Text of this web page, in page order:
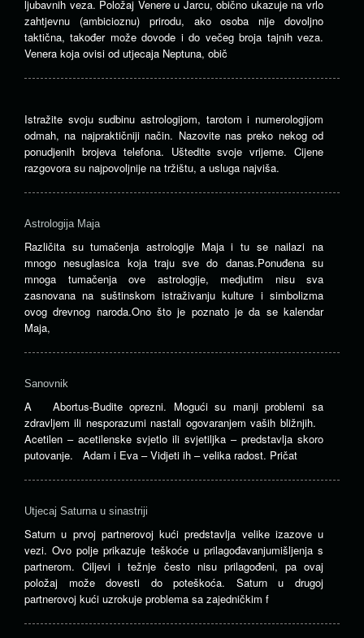
ljubavnih veza. Položaj Venere u Jarcu, obično ukazuje na vrlo
zahtjevnu (ambicioznu) prirodu, ako osoba nije dovoljno
taktična, također može dovode i do večeg broja tajnih veza.
Venera koja ovisi od utjecaja Neptuna, obič
Istražite svoju sudbinu astrologijom, tarotom i numerologijom
odmah, na najpraktičniji način. Nazovite nas preko nekog od
ponudjenih brojeva telefona. Uštedite svoje vrijeme. Cijene
razgovora su najpovoljnije na tržištu, a usluga najviša.
Astrologija Maja
Različita su tumačenja astrologije Maja i tu se nailazi na
mnogo nesuglasica koja traju sve do danas.Ponuđena su
mnoga tumačenja ove astrologije, medjutim nisu sva
zasnovana na suštinskom istraživanju kulture i simbolizma
ovog drevnog naroda.Ono što je poznato je da se kalendar
Maja,
Sanovnik
A Abortus-Budite oprezni. Mogući su manji problemi sa
zdravljem ili nesporazumi nastali ogovaranjem vaših bližnjih.
Acetilen – acetilenske svjetlo ili svjetiljka – predstavlja skoro
putovanje. Adam i Eva – Vidjeti ih – velika radost. Pričat
Utjecaj Saturna u sinastriji
Saturn u prvoj partnerovoj kući predstavlja velike izazove u
vezi. Ovo polje prikazuje teškoće u prilagođavanjumišljenja s
partnerom. Ciljevi i težnje često nisu prilagođeni, pa ovaj
položaj može dovesti do poteškoća. Saturn u drugoj
partnerovoj kući uzrokuje problema sa zajedničkim f